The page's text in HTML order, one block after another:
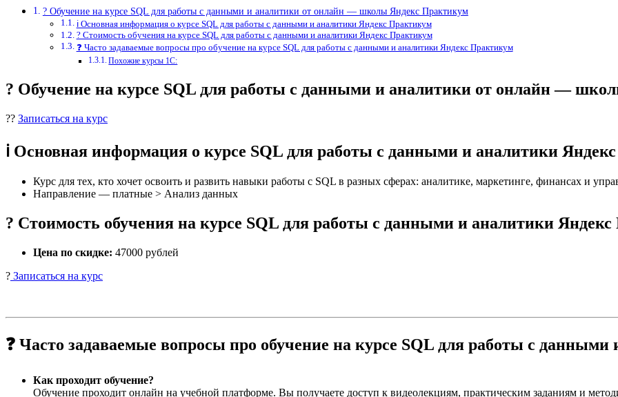
? Обучение на курсе SQL для работы с данными и аналитики от онлайн — школы Яндекс Практикум
ℹ️ Основная информация о курсе SQL для работы с данными и аналитики Яндекс Практикум
? Стоимость обучения на курсе SQL для работы с данными и аналитики Яндекс Практикум
❓ Часто задаваемые вопросы про обучение на курсе SQL для работы с данными и аналитики Яндекс Практикум
Похожие курсы 1С:
? Обучение на курсе SQL для работы с данными и аналитики от онлайн —
?? Записаться на курс
ℹ️ Основная информация о курсе SQL для работы с данными и аналитики
Курс для тех, кто хочет освоить и развить навыки работы с SQL в разных сферах: аналитике, маркетинге, финансах и
Направление — платные > Анализ данных
? Стоимость обучения на курсе SQL для работы с данными и аналитики
Цена по скидке: 47000 рублей
? Записаться на курс
❓ Часто задаваемые вопросы про обучение на курсе SQL для работы с
Как проходит обучение?
Обучение проходит онлайн на учебной платформе. Вы получаете доступ к видеолекциям, практическим заданиям и